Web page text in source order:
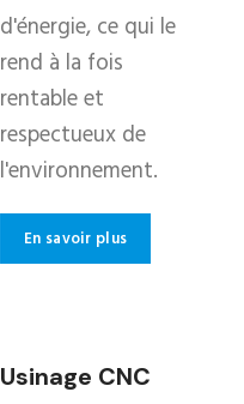
d'énergie, ce qui le
rend à la fois
rentable et
respectueux de
l'environnement.
En savoir plus
Usinage CNC